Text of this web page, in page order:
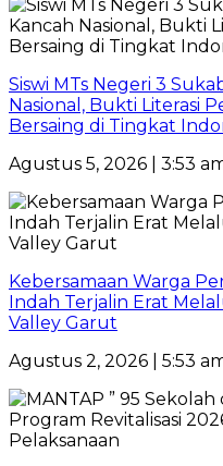
Siswi MTs Negeri 3
Nasional, Bukti Literasi
Bersaing di Tingkat
Agustus 5, 2026 | 3:53
Kebersamaan Warga
Indah Terjalin Erat
Valley Garut
Agustus 2, 2026 | 5:53